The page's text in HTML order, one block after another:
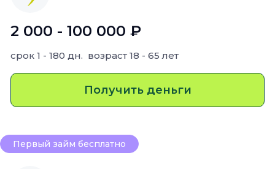
2 000 - 100 000 ₽
срок 1 - 180 дн. возраст 18 - 65 лет
Получить деньги
Первый займ бесплатно